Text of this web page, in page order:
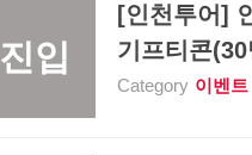
진입
[인천투어]
기프티콘
Category 이벤트